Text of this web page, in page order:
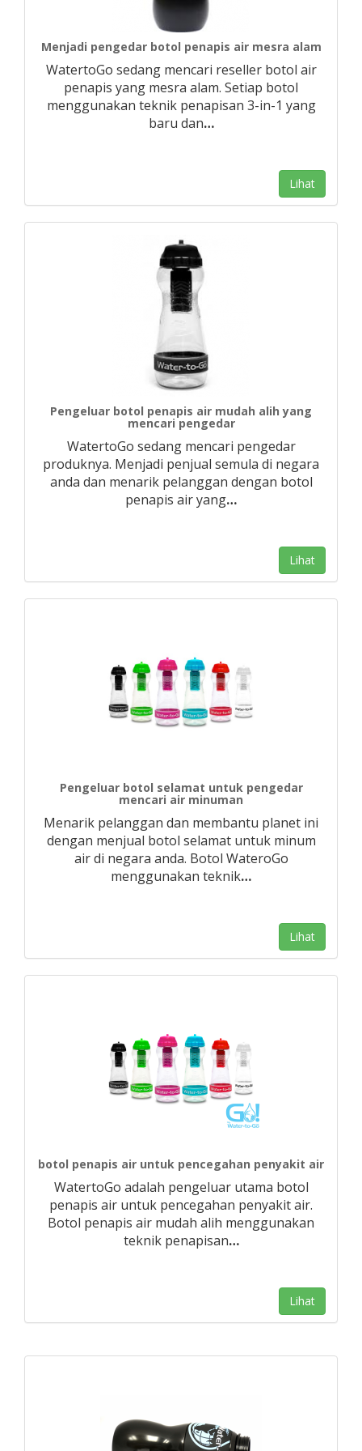
Menjadi pengedar botol penapis air mesra alam
WatertoGo sedang mencari reseller botol air
penapis yang mesra alam. Setiap botol
menggunakan teknik penapisan 3-in-1 yang
baru dan…
Lihat
Pengeluar botol penapis air mudah alih yang
mencari pengedar
WatertoGo sedang mencari pengedar
produknya. Menjadi penjual semula di negara
anda dan menarik pelanggan dengan botol
penapis air yang…
Lihat
Pengeluar botol selamat untuk pengedar
mencari air minuman
Menarik pelanggan dan membantu planet ini
dengan menjual botol selamat untuk minum
air di negara anda. Botol WateroGo
menggunakan teknik…
Lihat
botol penapis air untuk pencegahan penyakit air
WatertoGo adalah pengeluar utama botol
penapis air untuk pencegahan penyakit air.
Botol penapis air mudah alih menggunakan
teknik penapisan…
Lihat